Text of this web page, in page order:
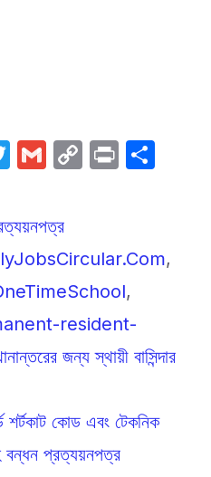
T
itt
er
G
ail
C
Li
n
k
P
,
,
resident-
জন্য স্থায়ী বাসিন্দার
শর্টকাট কোড এবং টেকনিক
বন্ধন প্রত্যয়নপত্র